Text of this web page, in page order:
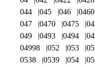
044
045 046 0460
047
0470 0475
049
0493 0494
04998
052 053
0538
0539 054